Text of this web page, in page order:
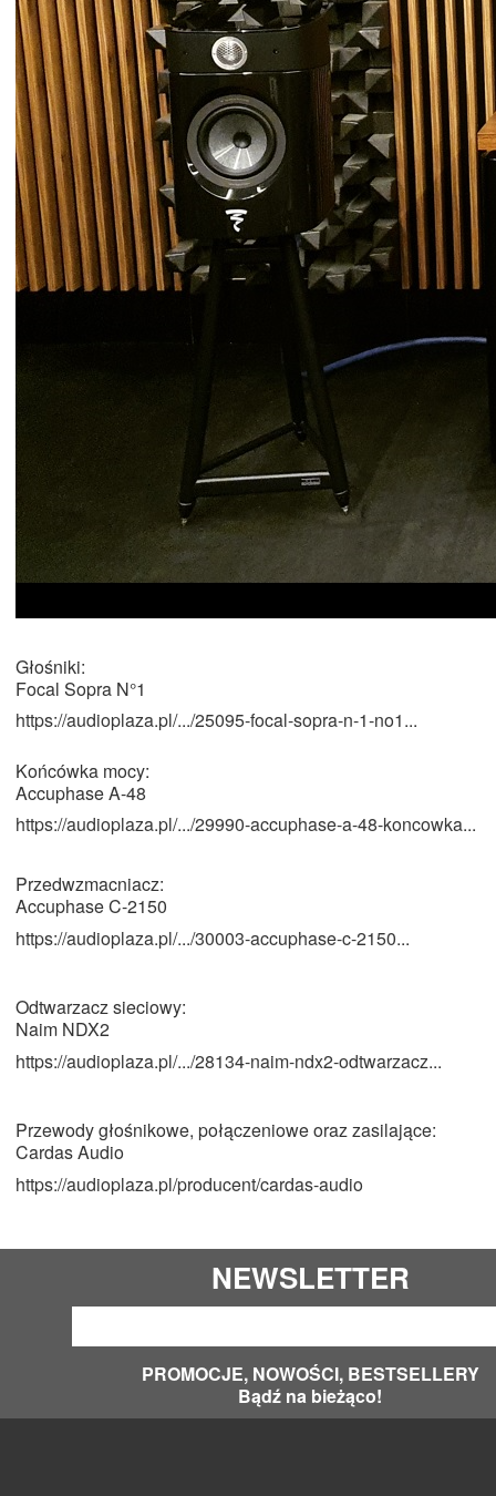
Głośniki:
Focal Sopra N°1
https://audioplaza.pl/.../25095-focal-sopra-n-1-no1...
Końcówka mocy:
Accuphase A-48
https://audioplaza.pl/.../29990-accuphase-a-48-koncowka...
Przedwzmacniacz:
Accuphase C-2150
https://audioplaza.pl/.../30003-accuphase-c-2150...
Odtwarzacz sieciowy:
Naim NDX2
https://audioplaza.pl/.../28134-naim-ndx2-odtwarzacz...
Przewody głośnikowe, połączeniowe oraz zasilające:
Cardas Audio
https://audioplaza.pl/producent/cardas-audio
NEWSLETTER
PROMOCJE, NOWOŚCI, BESTSELLERY
Bądź na bieżąco!